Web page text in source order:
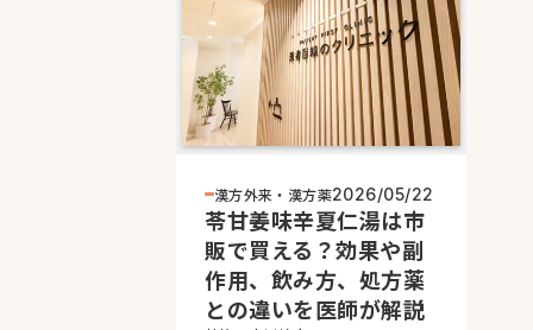
漢方外来・漢方薬2026/05/22
苓甘姜味辛夏仁湯は市
販で買える？効果や副
作用、飲み方、処方薬
との違いを医師が解説